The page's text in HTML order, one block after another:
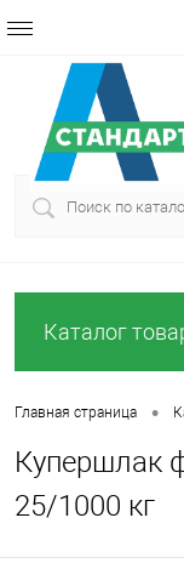
Каталог
Главная страница •
Купершлак
25/1000 кг